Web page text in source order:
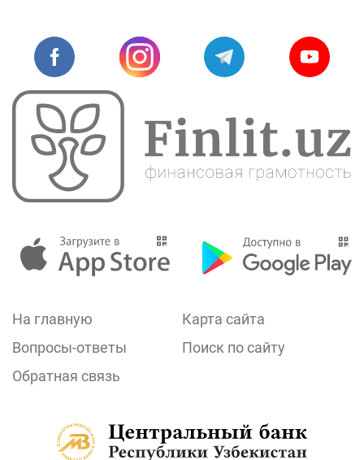
На главную
Карта сайта
Вопросы-ответы
Поиск по сайту
Обратная связь